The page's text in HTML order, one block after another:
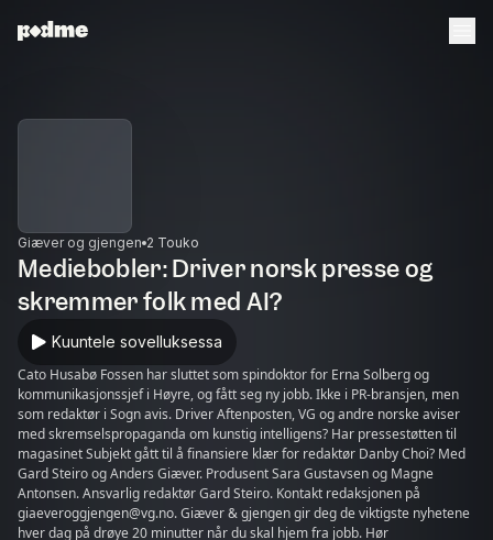
Giæver og gjengen 2 Touko
Mediebobler: Driver norsk presse og
skremmer folk med AI?
Kuuntele sovelluksessa
Cato Husabø Fossen har sluttet som spindoktor for Erna Solberg og
kommunikasjonssjef i Høyre, og fått seg ny jobb. Ikke i PR-bransjen, men
som redaktør i Sogn avis. Driver Aftenposten, VG og andre norske aviser
med skremselspropaganda om kunstig intelligens? Har pressestøtten til
magasinet Subjekt gått til å finansiere klær for redaktør Danby Choi? Med
Gard Steiro og Anders Giæver. Produsent Sara Gustavsen og Magne
Antonsen. Ansvarlig redaktør Gard Steiro. Kontakt redaksjonen på
giaeveroggjengen@vg.no. Giæver & gjengen gir deg de viktigste nyhetene
hver dag på drøye 20 minutter når du skal hjem fra jobb. Hør